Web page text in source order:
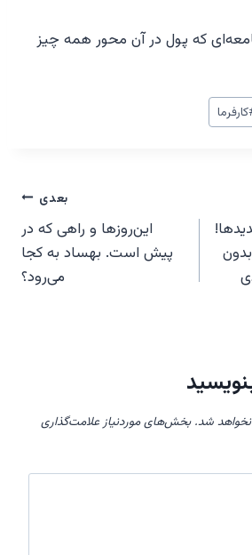
که پول در آن محور همه چیز
کارفرما
بعدی
این‌روزها و راهی که در
پیش است. بهساد به کجا
می‌رود؟
شد. بخش‌های موردنیاز علامت‌گذاری